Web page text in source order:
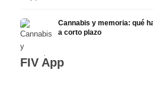
Cannabis y memoria: qué
a corto plazo
FIV App